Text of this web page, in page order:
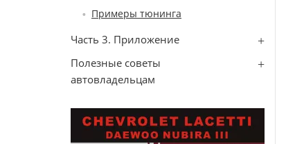
Примеры тюнинга
Часть 3. Приложение
Полезные советы
автовладельцам